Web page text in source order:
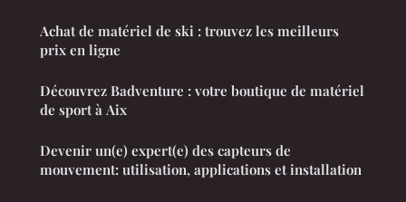
Achat de matériel de ski : trouvez les meilleurs
prix en ligne
Découvrez Badventure : votre boutique de matériel
de sport à Aix
Devenir un(e) expert(e) des capteurs de
mouvement: utilisation, applications et installation